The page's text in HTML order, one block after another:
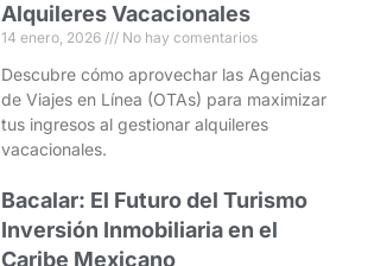
Alquileres Vacacionales
14 enero, 2026 No hay comentarios
Descubre cómo aprovechar las Agencias
de Viajes en Línea (OTAs) para maximizar
tus ingresos al gestionar alquileres
vacacionales.
Bacalar: El Futuro del Turismo
Inversión Inmobiliaria en el
Caribe Mexicano